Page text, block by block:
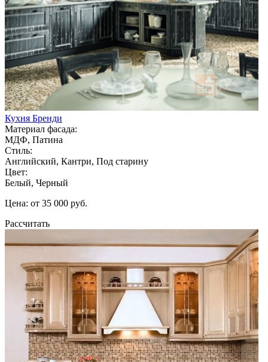
Кухня Бренди
Материал фасада:
МДФ, Патина
Стиль:
Английский, Кантри, Под старину
Цвет:
Белый, Черный
Цена: от 35 000 руб.
Рассчитать